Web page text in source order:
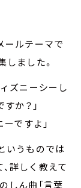
ールテーマで
しました。
ィズニーシーし
か？」
ですよ」
いうものでは
詳しく教えて
しん曲「言葉